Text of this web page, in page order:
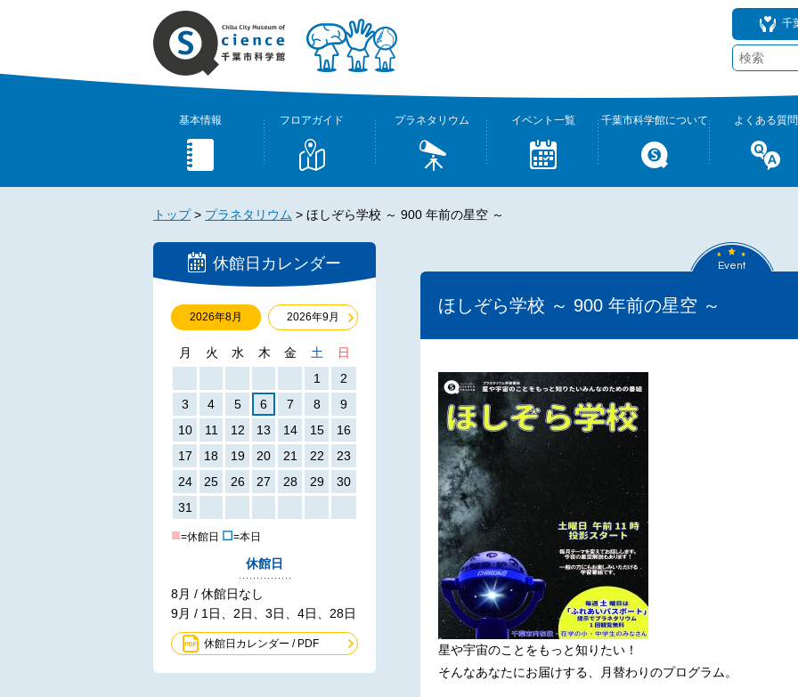
千
基本情報 フロアガイド プラネタリウム イベント一覧 千葉市科学館について よくある質問
トップ> プラネタリウム > ほしぞら学校 ～ 900 年前の星空 ～
休館日カレンダー
2026年8月 2026年9月
月 火 水 木 金 土
日
1
2
3
4 5 6 7 8
9
10
11 12 13 14 15
16
17
18 19 20 21 22
23
24
25 26 27 28 29
30
31
■=休館日 ☐=本日
休館日
8月 / 休館日なし
9月 / 1日、2日、3日、4日、28日
休館日カレンダー / PDF
Event
ほしぞら学校 ～ 900 年前の星空 ～
星や宇宙のことをもっと知りたい！
そんなあなたにお届けする、月替わりのプログラム。